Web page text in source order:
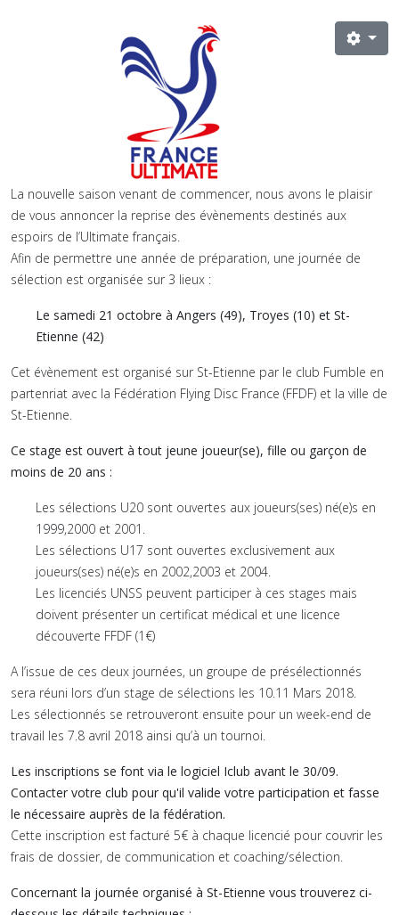
La nouvelle saison venant de commencer, nous avons le plaisir
de vous annoncer la reprise des évènements destinés aux
espoirs de l’Ultimate français.
Afin de permettre une année de préparation, une journée de
sélection est organisée sur 3 lieux :
Le samedi 21 octobre à Angers (49), Troyes (10) et St-
Etienne (42)
Cet évènement est organisé sur St-Etienne par le club Fumble en
partenriat avec la Fédération Flying Disc France (FFDF) et la ville de
St-Etienne.
Ce stage est ouvert à tout jeune joueur(se), fille ou garçon de
moins de 20 ans :
Les sélections U20 sont ouvertes aux joueurs(ses) né(e)s en
1999,2000 et 2001.
Les sélections U17 sont ouvertes exclusivement aux
joueurs(ses) né(e)s en 2002,2003 et 2004.
Les licenciés UNSS peuvent participer à ces stages mais
doivent présenter un certificat médical et une licence
découverte FFDF (1€)
A l’issue de ces deux journées, un groupe de présélectionnés
sera réuni lors d’un stage de sélections les 10.11 Mars 2018.
Les sélectionnés se retrouveront ensuite pour un week-end de
travail les 7.8 avril 2018 ainsi qu’à un tournoi.
Les inscriptions se font via le logiciel Iclub avant le 30/09.
Contacter votre club pour qu'il valide votre participation et fasse
le nécessaire auprès de la fédération.
Cette inscription est facturé 5€ à chaque licencié pour couvrir les
frais de dossier, de communication et coaching/sélection.
Concernant la journée organisé à St-Etienne vous trouverez ci-